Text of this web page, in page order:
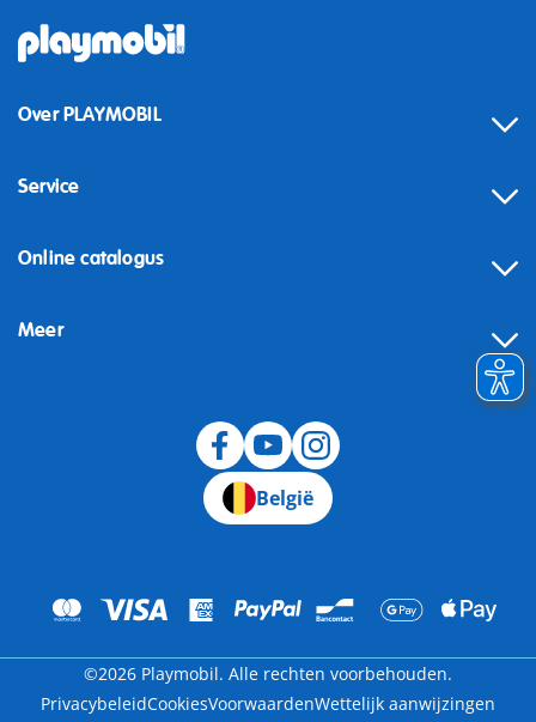
Over PLAYMOBIL
Service
Online catalogus
Meer
België
©2026 Playmobil. Alle rechten voorbehouden.
PrivacybeleidCookiesVoorwaardenWettelijk aanwijzingen